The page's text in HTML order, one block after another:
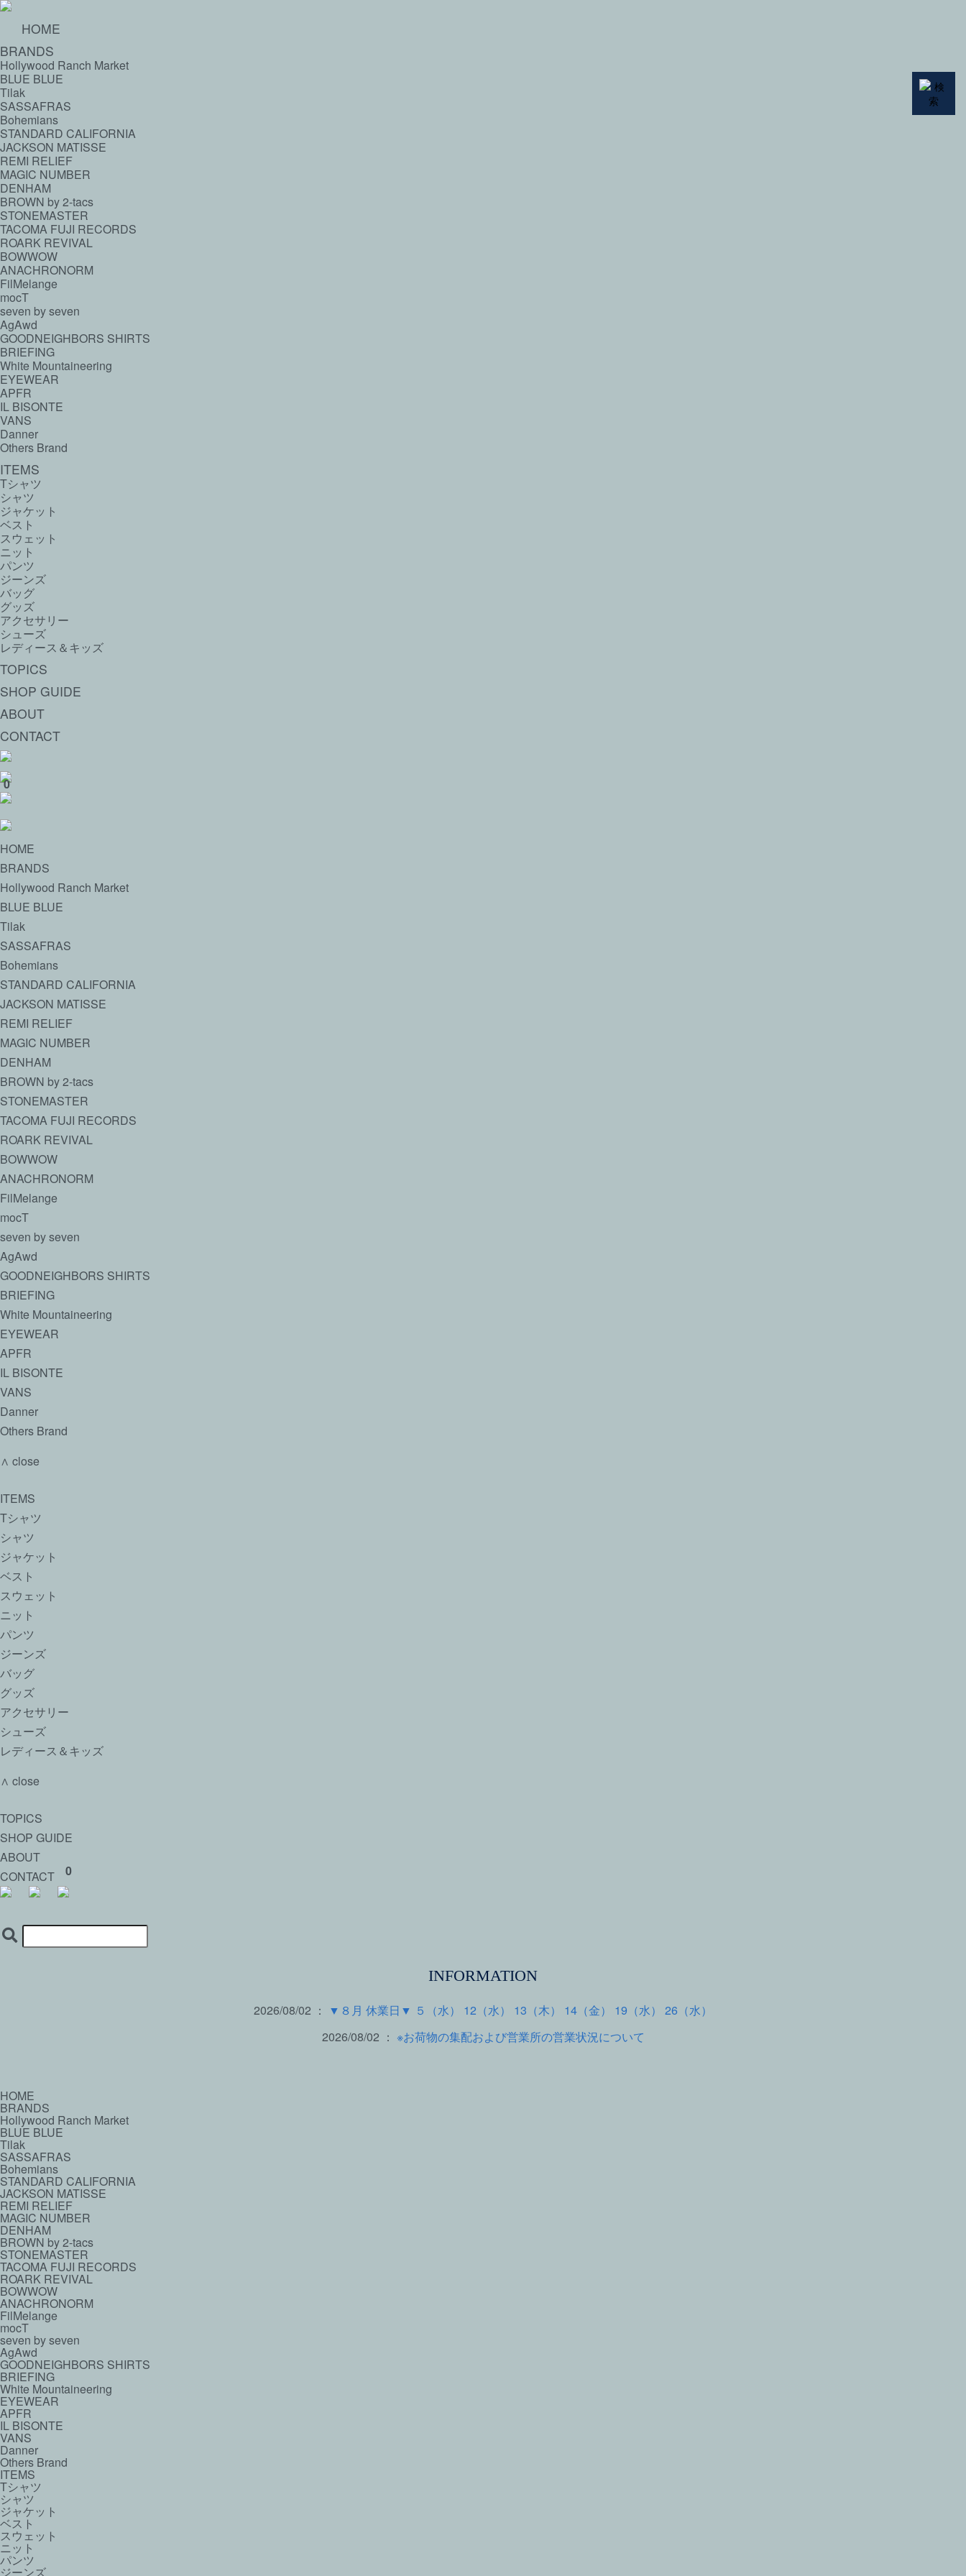
HOME
BRANDS
Hollywood Ranch Market
BLUE BLUE
Tilak
SASSAFRAS
Bohemians
STANDARD CALIFORNIA
JACKSON MATISSE
REMI RELIEF
MAGIC NUMBER
DENHAM
BROWN by 2-tacs
STONEMASTER
TACOMA FUJI RECORDS
ROARK REVIVAL
BOWWOW
ANACHRONORM
FilMelange
mocT
seven by seven
AgAwd
GOODNEIGHBORS SHIRTS
BRIEFING
White Mountaineering
EYEWEAR
APFR
IL BISONTE
VANS
Danner
Others Brand
ITEMS
Tシャツ
シャツ
ジャケット
ベスト
スウェット
ニット
パンツ
ジーンズ
バッグ
グッズ
アクセサリー
シューズ
レディース＆キッズ
TOPICS
SHOP GUIDE
ABOUT
CONTACT
0
HOME
BRANDS
Hollywood Ranch Market
BLUE BLUE
Tilak
SASSAFRAS
Bohemians
STANDARD CALIFORNIA
JACKSON MATISSE
REMI RELIEF
MAGIC NUMBER
DENHAM
BROWN by 2-tacs
STONEMASTER
TACOMA FUJI RECORDS
ROARK REVIVAL
BOWWOW
ANACHRONORM
FilMelange
mocT
seven by seven
AgAwd
GOODNEIGHBORS SHIRTS
BRIEFING
White Mountaineering
EYEWEAR
APFR
IL BISONTE
VANS
Danner
Others Brand
∧ close
ITEMS
Tシャツ
シャツ
ジャケット
ベスト
スウェット
ニット
パンツ
ジーンズ
バッグ
グッズ
アクセサリー
シューズ
レディース＆キッズ
∧ close
TOPICS
SHOP GUIDE
ABOUT
CONTACT
0
INFORMATION
2026/08/02 ：
▼８月 休業日▼ ５（水） 12（水） 13（木） 14（金） 19（水） 26（水）
2026/08/02 ： ※お荷物の集配および営業所の営業状況について
HOME
BRANDS
Hollywood Ranch Market
BLUE BLUE
Tilak
SASSAFRAS
Bohemians
STANDARD CALIFORNIA
JACKSON MATISSE
REMI RELIEF
MAGIC NUMBER
DENHAM
BROWN by 2-tacs
STONEMASTER
TACOMA FUJI RECORDS
ROARK REVIVAL
BOWWOW
ANACHRONORM
FilMelange
mocT
seven by seven
AgAwd
GOODNEIGHBORS SHIRTS
BRIEFING
White Mountaineering
EYEWEAR
APFR
IL BISONTE
VANS
Danner
Others Brand
ITEMS
Tシャツ
シャツ
ジャケット
ベスト
スウェット
ニット
パンツ
ジーンズ